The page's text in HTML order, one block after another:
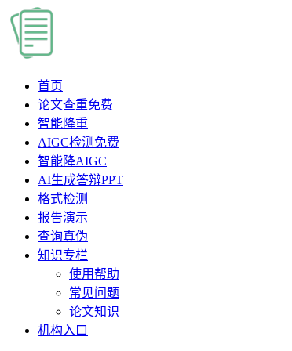
首页
论文查重免费
智能降重
AIGC检测 免费
智能降AIGC
AI生成答辩PPT
格式检测
报告演示
查询真伪
知识专栏
使用帮助
常见问题
论文知识
机构入口